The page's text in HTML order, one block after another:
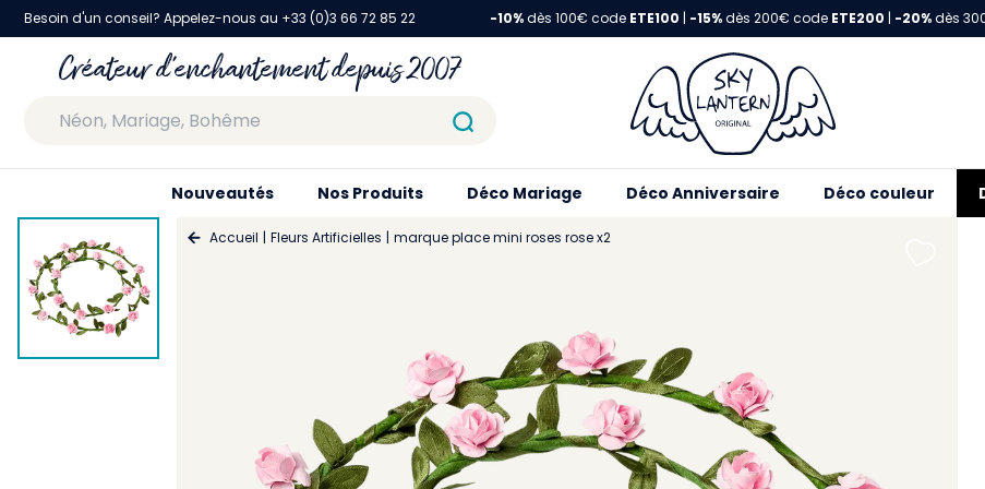
Besoin d'un conseil? Appelez-nous au +33 (0)3 66 72 85 22 -10%dès 100€ code ETE100 | -15%dès 200€ code ETE200 | -20%dès
Créateur d'enchantement depuis 2007
Nouveautés Nos Produits Déco Mariage Déco Anniversaire Déco couleur
Accueil Fleurs Artificielles marque place mini roses rose x2